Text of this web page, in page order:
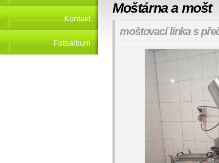
Kontakt
Fotoalbum
Moštárna a mošt
moštovací linka s